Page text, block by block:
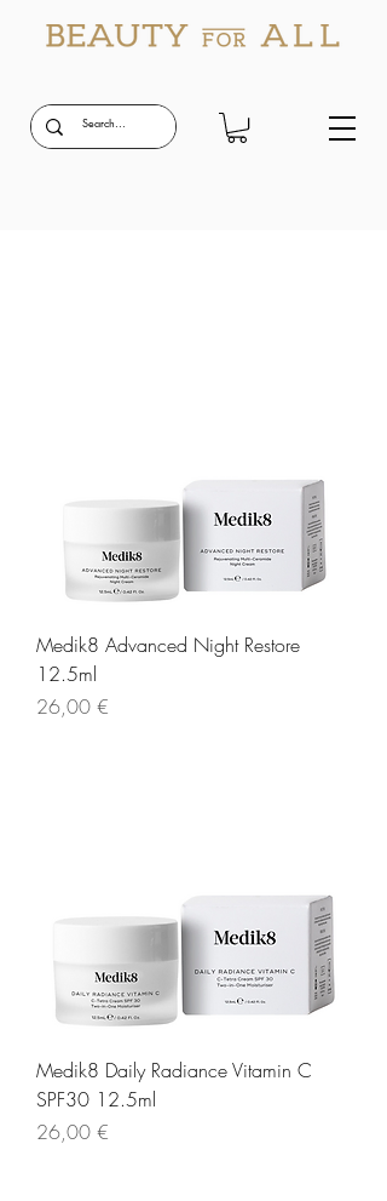
Medik8 Advanced Night Restore
12.5ml
Τιμή
26,00 €
Medik8 Daily Radiance Vitamin C
SPF30 12.5ml
Τιμή
26,00 €